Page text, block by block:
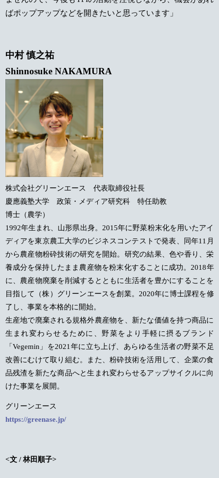
ばポップアップなどを開きたいと思っています」
中村 慎之祐
Shinnosuke NAKAMURA
株式会社グリーンエース 代表取締役社長
慶應義塾大学 政策・メディア研究科 特任助教
博士（農学）
1992年生まれ、山形県出身。2015年に野菜粉末化を用いたアイ
ディアを東京農工大学のビジネスコンテストで発表、同年11月
から農産物粉砕技術の研究を開始。研究の結果、色や香り、栄
養成分を保持したまま農産物を粉末化することに成功。2018年
に、農産物廃棄を削減するとともに生活者を豊かにすることを
目指して（株）グリーンエースを創業。2020年に博士課程を修
了し、事業を本格的に開始。
生産地で廃棄される規格外農産物を、新たな価値を持つ商品に
生まれ変わらせるために、野菜をより手軽に摂るブランド
「Vegemin」を2021年に立ち上げ、あらゆる生活者の野菜不足
改善にむけて取り組む。また、粉砕技術を活用して、企業の食
品残渣を新たな商品へと生まれ変わらせるアップサイクルに向
けた事業を展開。
グリーンエース
https://greenase.jp/
<文 / 林田順子>